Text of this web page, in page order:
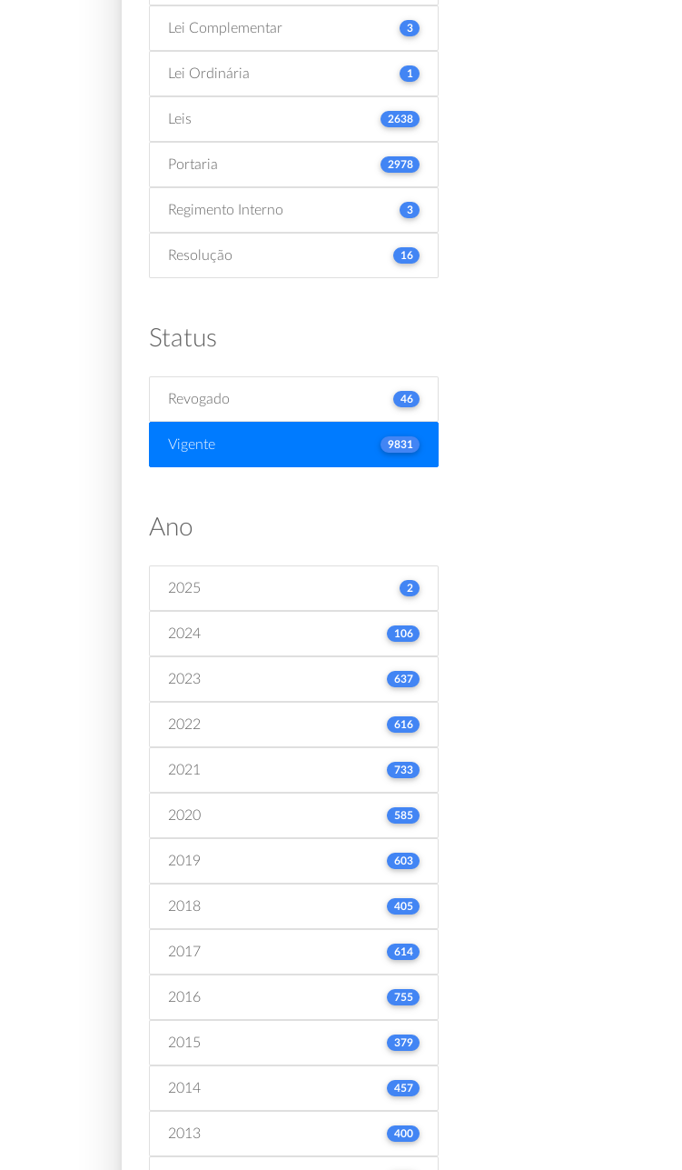
Lei Complementar 3
Lei Ordinária 1
Leis 2638
Portaria 2978
Regimento Interno 3
Resolução 16
Status
Revogado 46
Vigente 9831
Ano
2025 2
2024 106
2023 637
2022 616
2021 733
2020 585
2019 603
2018 405
2017 614
2016 755
2015 379
2014 457
2013 400